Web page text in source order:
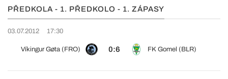
PŘEDKOLA - 1. PŘEDKOLO - 1. ZÁPASY
03.07.2012 17:30
Víkingur Gøta (FRO) 0:6 FK Gomel (BLR)